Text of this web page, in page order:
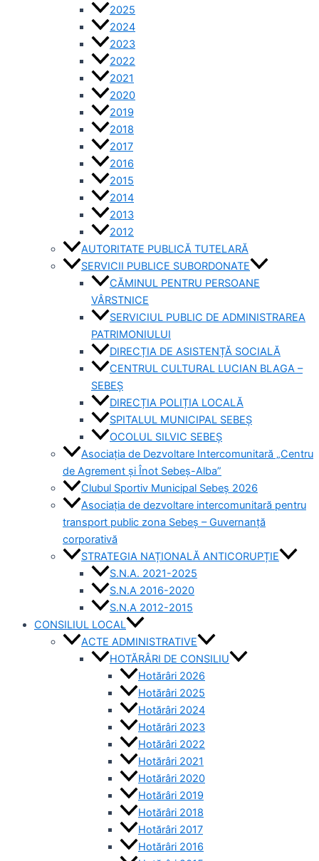
2025
2024
2023
2022
2021
2020
2019
2018
2017
2016
2015
2014
2013
2012
AUTORITATE PUBLICĂ TUTELARĂ
SERVICII PUBLICE SUBORDONATE
CĂMINUL PENTRU PERSOANE
VÂRSTNICE
SERVICIUL PUBLIC DE ADMINISTRAREA
PATRIMONIULUI
DIRECȚIA DE ASISTENȚĂ SOCIALĂ
CENTRUL CULTURAL LUCIAN BLAGA –
SEBEȘ
DIRECȚIA POLIȚIA LOCALĂ
SPITALUL MUNICIPAL SEBEȘ
OCOLUL SILVIC SEBEȘ
Asociația de Dezvoltare Intercomunitară „Centru
de Agrement și Înot Sebeș-Alba”
Clubul Sportiv Municipal Sebeș 2026
Asociația de dezvoltare intercomunitară pentru
transport public zona Sebeș – Guvernanță
corporativă
STRATEGIA NAȚIONALĂ ANTICORUPȚIE
S.N.A. 2021-2025
S.N.A 2016-2020
S.N.A 2012-2015
CONSILIUL LOCAL
ACTE ADMINISTRATIVE
HOTĂRÂRI DE CONSILIU
Hotărâri 2026
Hotărâri 2025
Hotărâri 2024
Hotărâri 2023
Hotărâri 2022
Hotărâri 2021
Hotărâri 2020
Hotărâri 2019
Hotărâri 2018
Hotărâri 2017
Hotărâri 2016